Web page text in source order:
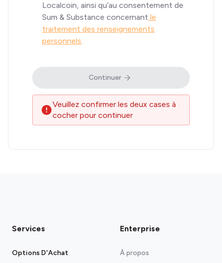
Localcoin, ainsi qu’au consentement de
Sum & Substance concernant le
traitement des renseignements
personnels.
Continuer
Veuillez confirmer les deux cases à
cocher pour continuer
Services
Options D'Achat
Enterprise
À propos